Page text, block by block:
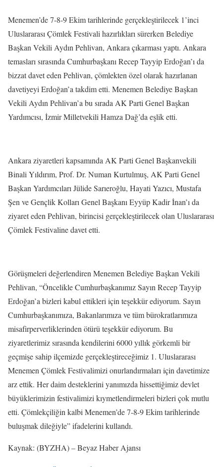
Menemen’de 7-8-9 Ekim tarihlerinde gerçekleştirilecek 1’inci
Uluslararası Çömlek Festivali hazırlıkları sürerken Belediye
Başkan Vekili Aydın Pehlivan, Ankara çıkarması yaptı. Ankara
temasları sırasında Cumhurbaşkanı Recep Tayyip Erdoğan’ı da
bizzat davet eden Pehlivan, çömlekten özel olarak hazırlanan
davetiyeyi Erdoğan’a takdim etti. Menemen Belediye Başkan
Vekili Aydın Pehlivan’a bu sırada AK Parti Genel Başkan
Yardımcısı, İzmir Milletvekili Hamza Dağ’da eşlik etti.
Ankara ziyaretleri kapsamında AK Parti Genel Başkanvekili
Binali Yıldırım, Prof. Dr. Numan Kurtulmuş, AK Parti Genel
Başkan Yardımcıları Jülide Sarıeroğlu, Hayati Yazıcı, Mustafa
Şen ve Gençlik Kolları Genel Başkanı Eyyüp Kadir İnan’ı da
ziyaret eden Pehlivan, birincisi gerçekleştirilecek olan Uluslararası
Çömlek Festivaline davet etti.
Görüşmeleri değerlendiren Menemen Belediye Başkan Vekili
Pehlivan, “Öncelikle Cumhurbaşkanımız Sayın Recep Tayyip
Erdoğan’a bizleri kabul ettikleri için teşekkür ediyorum. Sayın
Cumhurbaşkanımıza, Bakanlarımıza ve tüm bürokratlarımıza
misafirperverliklerinden ötürü teşekkür ediyorum. Bu
ziyaretlerimiz sırasında kendilerini 6000 yıllık görkemli bir
geçmişe sahip ilçemizde gerçekleştireceğimiz 1. Uluslararası
Menemen Çömlek Festivalimizi onurlandırmaları için davetimize
arz ettik. Her daim desteklerini yanımızda hissettiğimiz devlet
büyüklerimizin festivalimizi kıymetlendirmeleri bizleri çok mutlu
etti. Çömlekçiliğin kalbi Menemen’de 7-8-9 Ekim tarihlerinde
buluşmak dileğiyle” ifadelerini kullandı.
Kaynak: (BYZHA) – Beyaz Haber Ajansı